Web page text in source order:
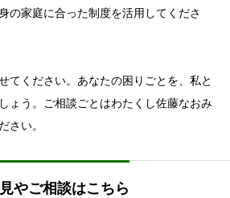
の家庭に合った制度を活用してくださ
てください。あなたの困りごとを、私と
ょう。ご相談ごとはわたくし佐藤なおみ
さい。
やご相談はこちら